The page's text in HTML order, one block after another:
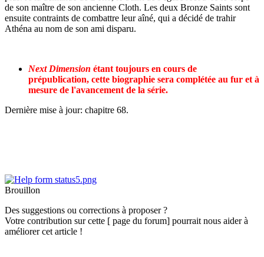
de son maître de son ancienne Cloth. Les deux Bronze Saints sont
ensuite contraints de combattre leur aîné, qui a décidé de trahir
Athéna au nom de son ami disparu.
Next Dimension étant toujours en cours de
prépublication, cette biographie sera complétée au fur et à
mesure de l'avancement de la série.
Dernière mise à jour: chapitre 68.
Brouillon
Des suggestions ou corrections à proposer ?
Votre contribution sur cette [ page du forum] pourrait nous aider à
améliorer cet article !